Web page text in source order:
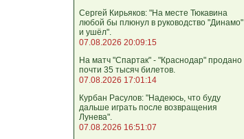
Сергей Кирьяков: "На месте Тюкавина
любой бы плюнул в руководство "Динамо"
и ушёл".
07.08.2026 20:09:15
На матч "Спартак" - "Краснодар" продано
почти 35 тысяч билетов.
07.08.2026 17:01:14
Курбан Расулов: "Надеюсь, что буду
дальше играть после возвращения
Лунева".
07.08.2026 16:51:07